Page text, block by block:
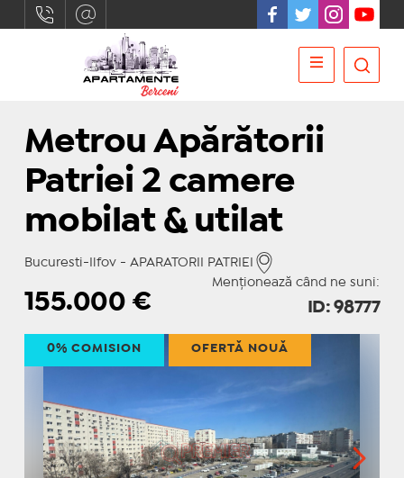
Metrou Apărătorii
Patriei 2 camere
mobilat & utilat
Bucuresti-Ilfov - APARATORII PATRIEI
Menționează când ne suni:
155.000 € ID: 98777
0% COMISION OFERTĂ NOUĂ